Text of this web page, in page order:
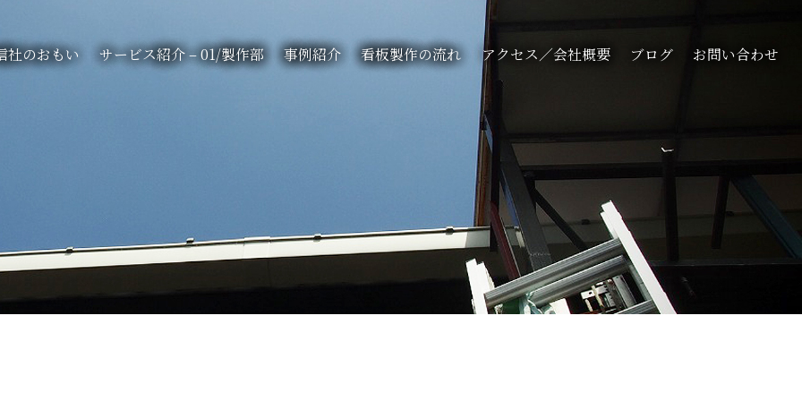
社のおもい サービス紹介 – 01/製作部 事例紹介 看板製作の流れ アクセス／会社概要 ブログ お問い合わせ